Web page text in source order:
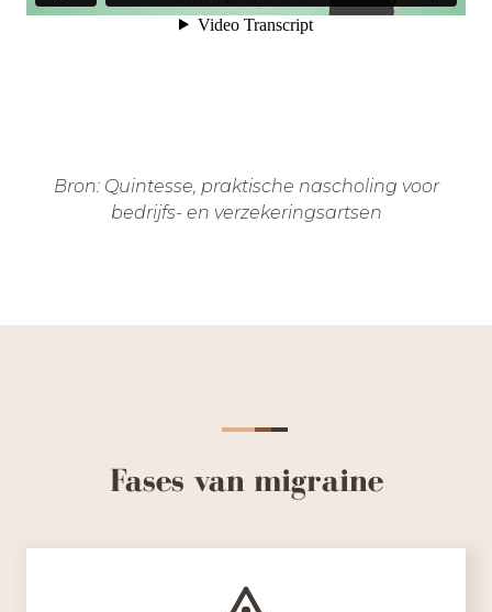
Bron: Quintesse, praktische nascholing voor
bedrijfs- en verzekeringsartsen
Fases van migraine